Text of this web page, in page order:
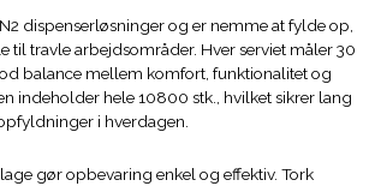
dispenserløsninger og er nemme at fylde op,
til travle arbejdsområder. Hver serviet måler 30
balance mellem komfort, funktionalitet og
indeholder hele 10800 stk., hvilket sikrer lang
i hverdagen.
gør opbevaring enkel og effektiv. Tork